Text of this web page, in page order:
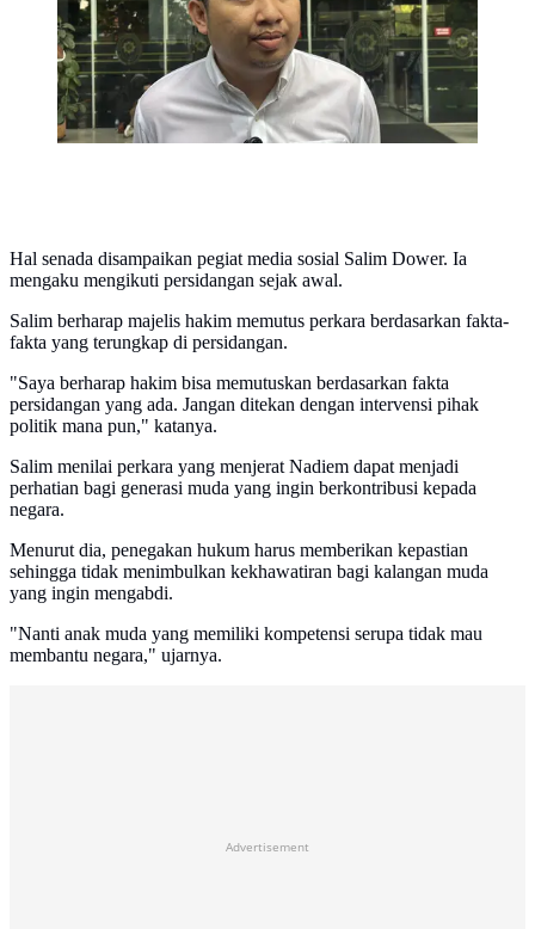
Hal senada disampaikan pegiat media sosial Salim Dower. Ia
mengaku mengikuti persidangan sejak awal.
Salim berharap majelis hakim memutus perkara berdasarkan fakta-
fakta yang terungkap di persidangan.
"Saya berharap hakim bisa memutuskan berdasarkan fakta
persidangan yang ada. Jangan ditekan dengan intervensi pihak
politik mana pun," katanya.
Salim menilai perkara yang menjerat Nadiem dapat menjadi
perhatian bagi generasi muda yang ingin berkontribusi kepada
negara.
Menurut dia, penegakan hukum harus memberikan kepastian
sehingga tidak menimbulkan kekhawatiran bagi kalangan muda
yang ingin mengabdi.
"Nanti anak muda yang memiliki kompetensi serupa tidak mau
membantu negara," ujarnya.
Advertisement